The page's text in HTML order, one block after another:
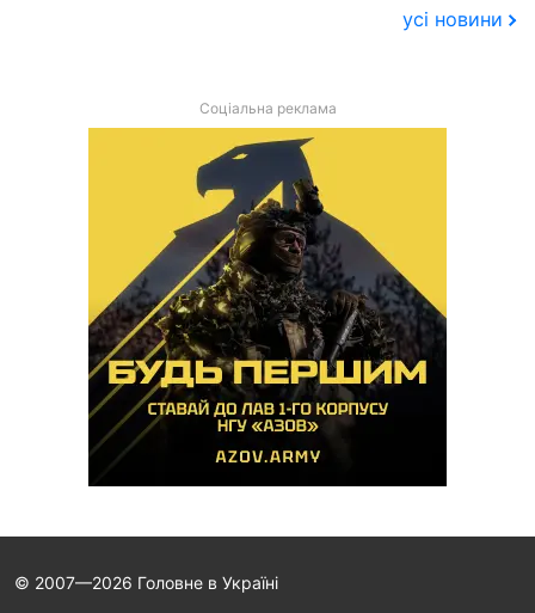
усі новини
Соціальна реклама
© 2007—2026 Головне в Україні